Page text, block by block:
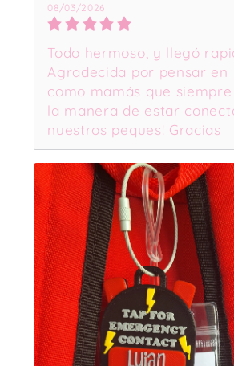
08/03/2026
Todo hermoso, y llegó
Agradecida por pensar en
como mamás que
la manera de estar
nuestros peques! Gracias